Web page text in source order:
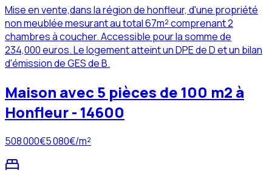
Mise en vente,dans la région de honfleur, d'une propriété
non meublée mesurant au total 67m² comprenant 2
chambres à coucher. Accessible pour la somme de
234,000 euros. Le logement atteint un DPE de D et un bilan
d'émission de GES de B.
Maison avec 5 pièces de 100 m2 à
Honfleur - 14600
508 000€5 080€/m²